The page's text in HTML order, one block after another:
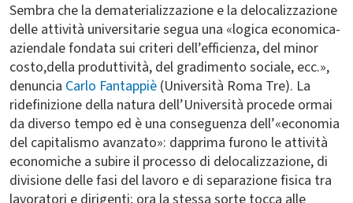
Sembra che la dematerializzazione e la delocalizzazione
delle attività universitarie segua una «logica economica-
aziendale fondata sui criteri dell’efficienza, del minor
costo,della produttività, del gradimento sociale, ecc.»,
denuncia Carlo Fantappiè (Università Roma Tre). La
ridefinizione della natura dell’Università procede ormai
da diverso tempo ed è una conseguenza dell’«economia
del capitalismo avanzato»: dapprima furono le attività
economiche a subire il processo di delocalizzazione, di
divisione delle fasi del lavoro e di separazione fisica tra